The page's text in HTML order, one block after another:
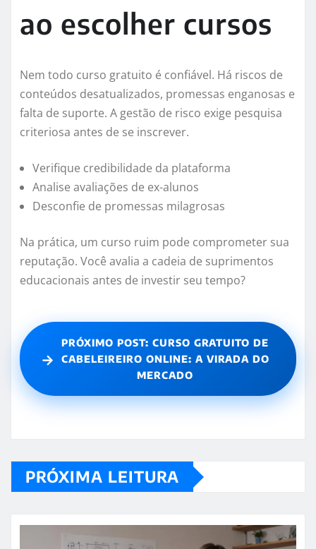
ao escolher cursos
Nem todo curso gratuito é confiável. Há riscos de
conteúdos desatualizados, promessas enganosas e
falta de suporte. A gestão de risco exige pesquisa
criteriosa antes de se inscrever.
Verifique credibilidade da plataforma
Analise avaliações de ex-alunos
Desconfie de promessas milagrosas
Na prática, um curso ruim pode comprometer sua
reputação. Você avalia a cadeia de suprimentos
educacionais antes de investir seu tempo?
→
PRÓXIMO POST: CURSO GRATUITO DE
CABELEIREIRO ONLINE: A VIRADA DO
MERCADO
PRÓXIMA LEITURA